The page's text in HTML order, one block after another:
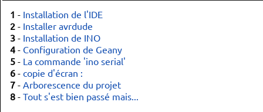
1 - Installation de l'IDE
2 - Installer avrdude
3 - Installation de INO
4 - Configuration de Geany
5 - La commande 'ino serial'
6 - copie d'écran :
7 - Arborescence du projet
8 - Tout s'est bien passé mais...